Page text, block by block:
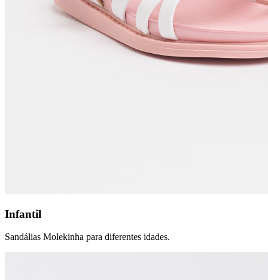
Infantil
Sandálias Molekinha para diferentes idades.